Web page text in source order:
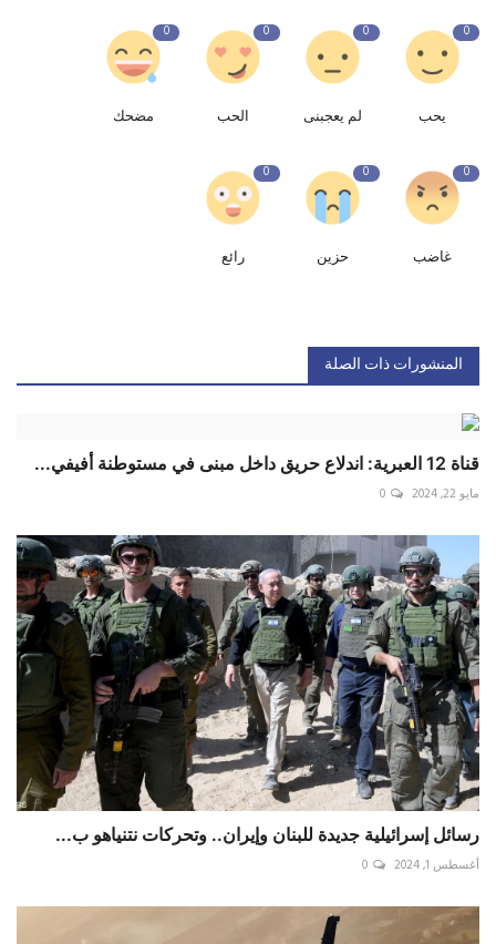
0
يحب
0
لم يعجبنى
0
الحب
0
مضحك
0
غاضب
0
حزين
0
رائع
المنشورات ذات الصلة
قناة 12 العبرية: اندلاع حريق داخل مبنى في مستوطنة أفيفي...
مايو 22, 2024 0
رسائل إسرائيلية جديدة للبنان وإيران.. وتحركات نتنياهو ب...
أغسطس 1, 2024 0